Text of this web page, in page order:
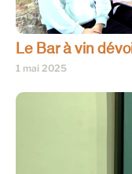
Le Bar à vin
1 mai 2025